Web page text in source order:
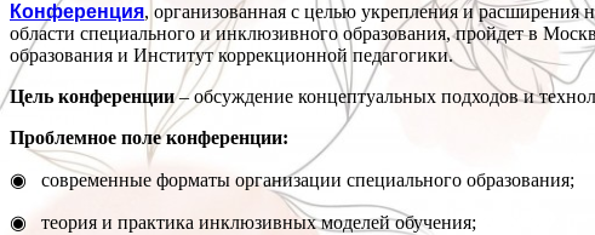
Конференция, организованная с целью укрепления и
области специального и инклюзивного образования, пройдет в
образования и Институт коррекционной педагогики.
Цель конференции– обсуждение концептуальных подходов и
Проблемное поле конференции:
◉ современные форматы организации специального образования;
◉ теория и практика инклюзивных моделей обучения;